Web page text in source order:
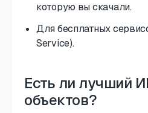
которую вы скачали.
Для бесплатных
Service).
Есть ли лучший
объектов?